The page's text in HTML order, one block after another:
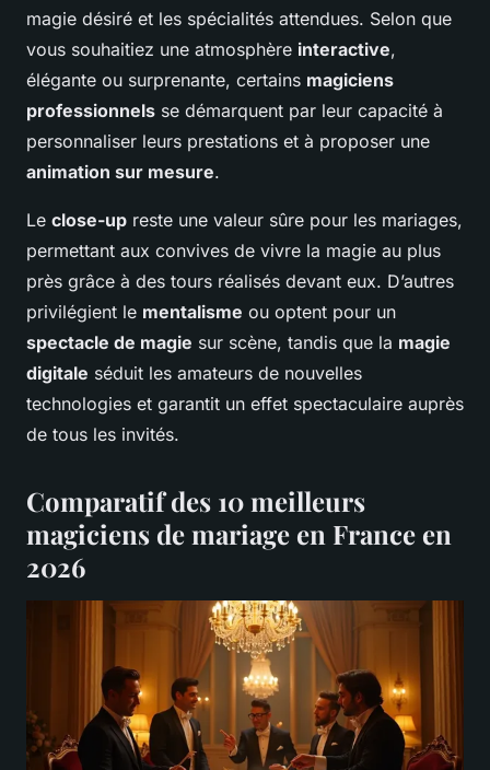
magie désiré et les spécialités attendues. Selon que
vous souhaitiez une atmosphère interactive,
élégante ou surprenante, certains magiciens
professionnels se démarquent par leur capacité à
personnaliser leurs prestations et à proposer une
animation sur mesure.
Le close-up reste une valeur sûre pour les mariages,
permettant aux convives de vivre la magie au plus
près grâce à des tours réalisés devant eux. D’autres
privilégient le mentalisme ou optent pour un
spectacle de magie sur scène, tandis que la magie
digitale séduit les amateurs de nouvelles
technologies et garantit un effet spectaculaire auprès
de tous les invités.
Comparatif des 10 meilleurs
magiciens de mariage en France en
2026